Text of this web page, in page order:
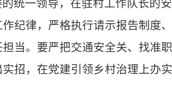
统一领导，在驻村工作队长的
纪律，严格执行请示报告制度
当。要严把交通安全关、找准
招，在党建引领乡村治理上办